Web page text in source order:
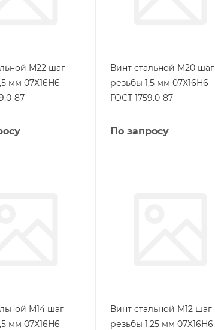
М22 шаг
мм 07Х16Н6
87
Винт стальной М20 шаг
резьбы 1,5 мм 07Х16Н6
ГОСТ 1759.0-87
По запросу
М14 шаг
мм 07Х16Н6
Винт стальной М12 шаг
резьбы 1,25 мм 07Х16Н6